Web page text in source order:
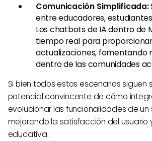
Comunicación Simplificada:
entre educadores,
Los chatbots de IA dentro de
tiempo real para
actualizaciones, fomentando
dentro de las comunidades
Si bien todos estos escenarios siguen
potencial convincente de cómo
evolucionar las funcionalidades de
mejorando la satisfacción del
educativa.